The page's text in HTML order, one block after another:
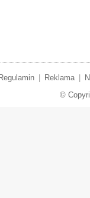
Regulamin Reklama
©